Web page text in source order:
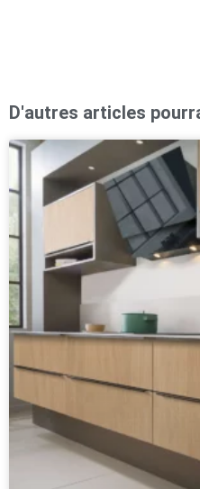
D'autres articles